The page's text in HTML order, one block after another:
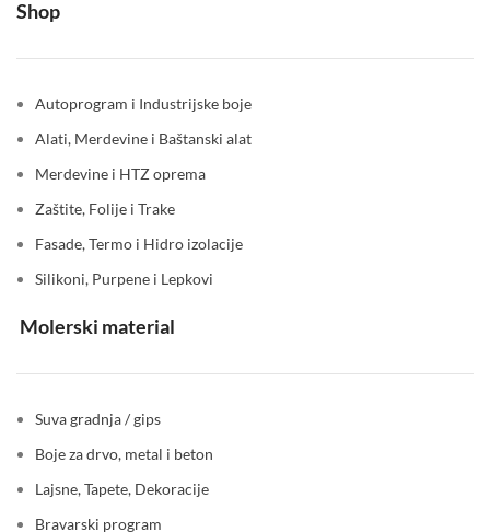
Shop
Autoprogram i Industrijske boje
Alati, Merdevine i Baštanski alat
Merdevine i HTZ oprema
Zaštite, Folije i Trake
Fasade, Termo i Hidro izolacije
Silikoni, Purpene i Lepkovi
Molerski material
Suva gradnja / gips
Boje za drvo, metal i beton
Lajsne, Tapete, Dekoracije
Bravarski program